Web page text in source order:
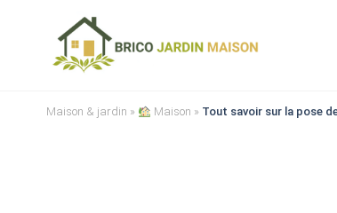
Maison & jardin » Maison » Tout savoir sur la pose